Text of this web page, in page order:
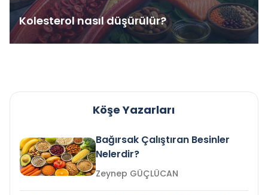
Kolesterol nasıl düşürülür?
Köşe Yazarları
Bağırsak Çalıştıran Besinler
Nelerdir?
Zeynep GÜÇLÜCAN